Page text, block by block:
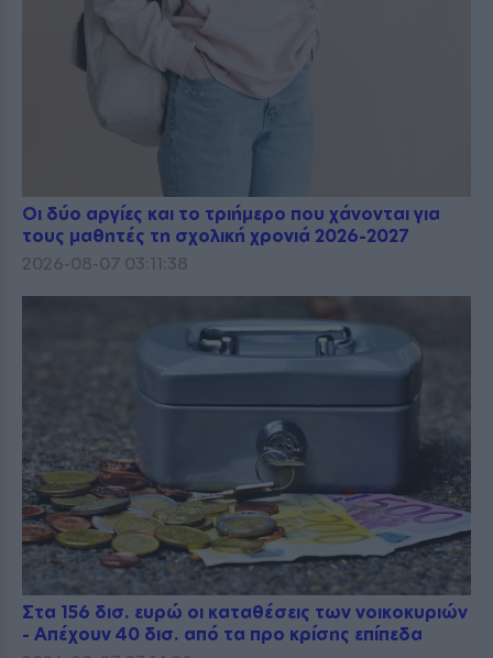
Οι δύο αργίες και το τριήμερο που χάνονται για
τους μαθητές τη σχολική χρονιά 2026-2027
2026-08-07 03:11:38
Στα 156 δισ. ευρώ οι καταθέσεις των νοικοκυριών
- Απέχουν 40 δισ. από τα προ κρίσης επίπεδα